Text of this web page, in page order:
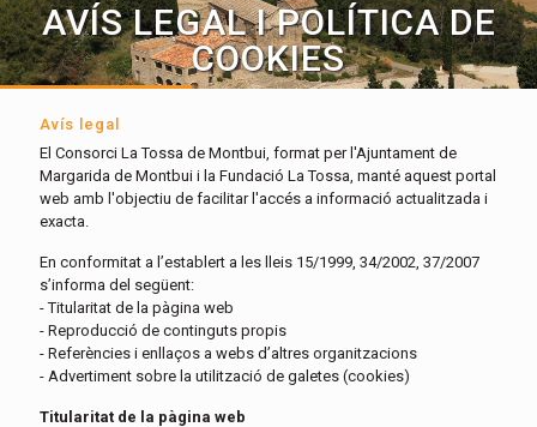
AVÍS LEGAL I POLÍTICA DE
COOKIES
Avís legal
El Consorci La Tossa de Montbui, format per l'Ajuntament de
Margarida de Montbui i la Fundació La Tossa, manté aquest portal
web amb l'objectiu de facilitar l'accés a informació actualitzada i
exacta.
En conformitat a l’establert a les lleis 15/1999, 34/2002, 37/2007
s’informa del següent:
- Titularitat de la pàgina web
- Reproducció de continguts propis
- Referències i enllaços a webs d’altres organitzacions
- Advertiment sobre la utilització de galetes (cookies)
Titularitat de la pàgina web